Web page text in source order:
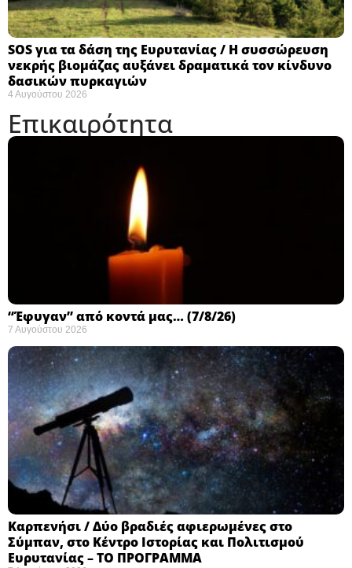
SOS για τα δάση της Ευρυτανίας / Η συσσώρευση
νεκρής βιομάζας αυξάνει δραματικά τον κίνδυνο
δασικών πυρκαγιών
4 Αυγούστου 2026
Επικαιρότητα
“Έφυγαν” από κοντά μας… (7/8/26)
7 Αυγούστου 2026
Καρπενήσι / Δύο βραδιές αφιερωμένες στο
Σύμπαν, στο Κέντρο Ιστορίας και Πολιτισμού
Ευρυτανίας – ΤΟ ΠΡΟΓΡΑΜΜΑ